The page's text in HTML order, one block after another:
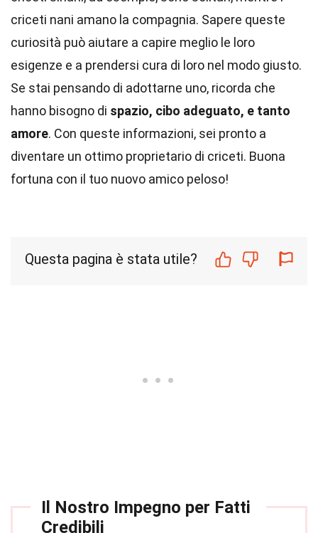
criceti nani amano la compagnia. Sapere queste
curiosità può aiutare a capire meglio le loro
esigenze e a prendersi cura di loro nel modo giusto.
Se stai pensando di adottarne uno, ricorda che
hanno bisogno di spazio, cibo adeguato, e tanto
amore. Con queste informazioni, sei pronto a
diventare un ottimo proprietario di criceti. Buona
fortuna con il tuo nuovo amico peloso!
Questa pagina è stata utile?
Il Nostro Impegno per Fatti
Credibili